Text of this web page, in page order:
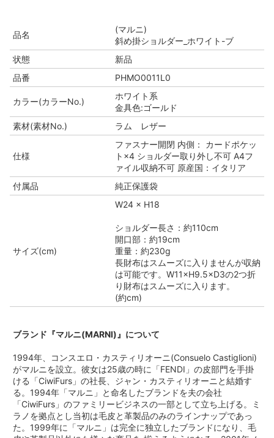
品名
(マルニ)
斜め掛ショルダー_ホワイト-ブ
状態
新品
品番
PHMO0011L0
カラー(カラーNo.)
ホワイト系
金具色:ゴールド
素材(素材No.)
ラム レザー
仕様
ファスナー開閉 内側： カードポケッ
ト×4 ショルダー取り外し不可 A4フ
ァイル収納不可 原産国：イタリア
付属品
純正保護袋
サイズ(cm)
W24 × H18
ショルダー長さ：約110cm
開口部：約19cm
重量：約230g
長財布はスムーズに入りませんが収納
は可能です。W11×H9.5×D3の2つ折
り財布はスムーズに入ります。
(約cm)
ブランド『マルニ(MARNI)』について
1994年、コンスエロ・カスティリオーニ(Consuelo Castiglioni)
がマルニを設立。彼女は25歳の時に「FENDI」の皮部門を手掛
ける「CiwiFurs」の社長、ジャン・カスティリオーニと結婚す
る。1994年「マルニ」と命名したブランドを夫の会社
「CiwiFurs」のファミリービジネスの一部として立ち上げる。ミ
ラノを拠点とし当初は毛皮と革製品のみのラインナップであっ
た。1999年に「マルニ」は完全に独立したブランドになり、毛